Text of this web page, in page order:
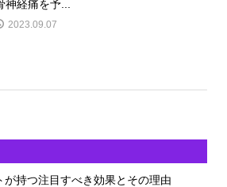
神経痛を予...
2023.09.07
が持つ注目すべき効果とその理由